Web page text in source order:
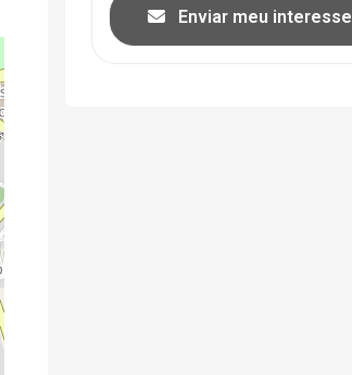
Enviar meu interesse